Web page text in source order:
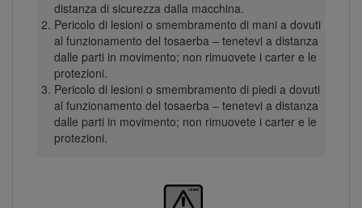
distanza di sicurezza dalla macchina.
Pericolo di lesioni o smembramento di mani a dovuti
al funzionamento del tosaerba – tenetevi a distanza
dalle parti in movimento; non rimuovete i carter e le
protezioni.
Pericolo di lesioni o smembramento di piedi a dovuti
al funzionamento del tosaerba – tenetevi a distanza
dalle parti in movimento; non rimuovete i carter e le
protezioni.